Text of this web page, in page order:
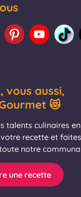
vous aussi,
😻
talents culinaires en
recette et
notre
une recette